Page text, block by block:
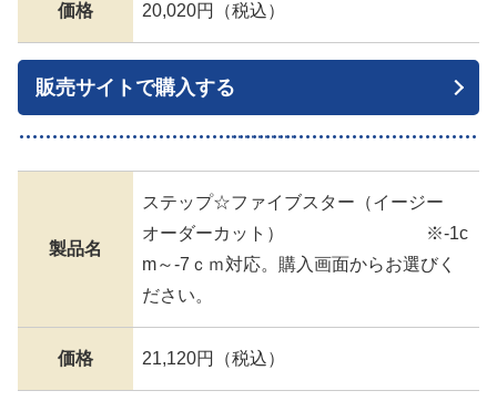
価格 20,020円（税込）
販売サイトで購入する
製品名
ステップ☆ファイブスター（イージー
オーダーカット） ※-1c
m～-7ｃｍ対応。購入画面からお選びく
ださい。
価格 21,120円（税込）